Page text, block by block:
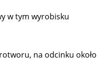
w tym wyrobisku
na odcinku około